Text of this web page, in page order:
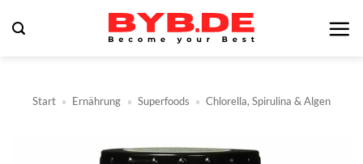
Inhalt
Start » Ernährung » Superfoods » Chlorella, Spirulina & Algen